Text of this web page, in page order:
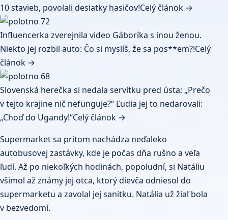
10 stavieb, povolali desiatky hasičov!Celý článok →
Influencerka zverejnila video Gáboríka s inou ženou.
Niekto jej rozbil auto: Čo si myslíš, že sa pos**em?!Celý
článok →
Slovenská herečka si nedala servítku pred ústa: „Prečo
v tejto krajine nič nefunguje?“ Ľudia jej to nedarovali:
„Choď do Ugandy!“Celý článok →
Supermarket sa pritom nachádza neďaleko
autobusovej zastávky, kde je počas dňa rušno a veľa
ľudí. Až po niekoľkých hodinách, popoludní, si Natáliu
všimol až známy jej otca, ktorý dievča odniesol do
supermarketu a zavolal jej sanitku. Natália už žiaľ bola
v bezvedomí.